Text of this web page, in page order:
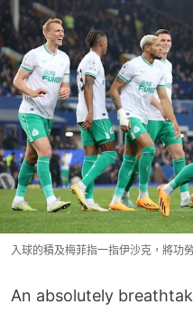
入球的積及梅菲指一指伊沙克，將功
An absolutely